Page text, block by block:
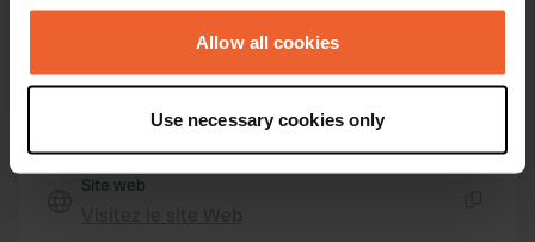
any time from the Cookie Declaration or by clicking on
the Privacy trigger icon.
Collect information about your geographical location
which can be accurate to within several meters
Identify your device by actively scanning it for
Allow all cookies
Use necessary cookies only
Passer àPRO+
pour toutes les coordonnées
Site web